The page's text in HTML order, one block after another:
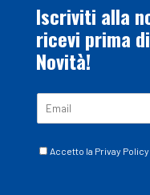
Iscriviti alla
ricevi prima
Novità!
C Accetto la Privay Policy